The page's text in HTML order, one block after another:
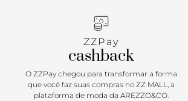
ZZPay
cashback
O ZZPay chegou para transformar a forma
que você faz suas compras no ZZ MALL, a
plataforma de moda da AREZZO&CO.